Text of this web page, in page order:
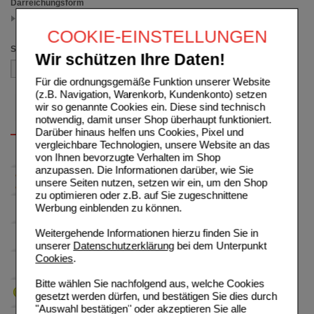
COOKIE-EINSTELLUNGEN
Wir schützen Ihre Daten!
Für die ordnungsgemäße Funktion unserer Website
(z.B. Navigation, Warenkorb, Kundenkonto) setzen
wir so genannte Cookies ein. Diese sind technisch
notwendig, damit unser Shop überhaupt funktioniert.
Darüber hinaus helfen uns Cookies, Pixel und
vergleichbare Technologien, unsere Website an das
von Ihnen bevorzugte Verhalten im Shop
anzupassen. Die Informationen darüber, wie Sie
unsere Seiten nutzen, setzen wir ein, um den Shop
zu optimieren oder z.B. auf Sie zugeschnittene
Werbung einblenden zu können.
Weitergehende Informationen hierzu finden Sie in
unserer Datenschutzerklärungbei dem Unterpunkt
Cookies.
Bitte wählen Sie nachfolgend aus, welche Cookies
gesetzt werden dürfen, und bestätigen Sie dies durch
"Auswahl bestätigen" oder akzeptieren Sie alle
Darreichungsform
Sortieren nach